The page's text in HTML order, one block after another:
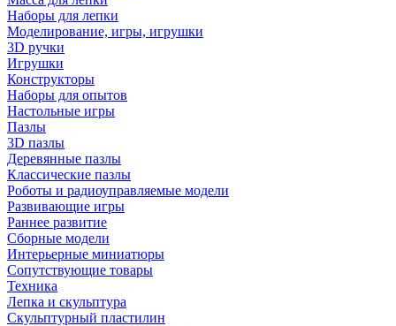
Наборы для лепки
Моделирование, игры, игрушки
3D ручки
Игрушки
Конструкторы
Наборы для опытов
Настольные игры
Пазлы
3D пазлы
Деревянные пазлы
Классические пазлы
Роботы и радиоуправляемые модели
Развивающие игры
Раннее развитие
Сборные модели
Интерьерные миниатюры
Сопутствующие товары
Техника
Лепка и скульптура
Скульптурный пластилин